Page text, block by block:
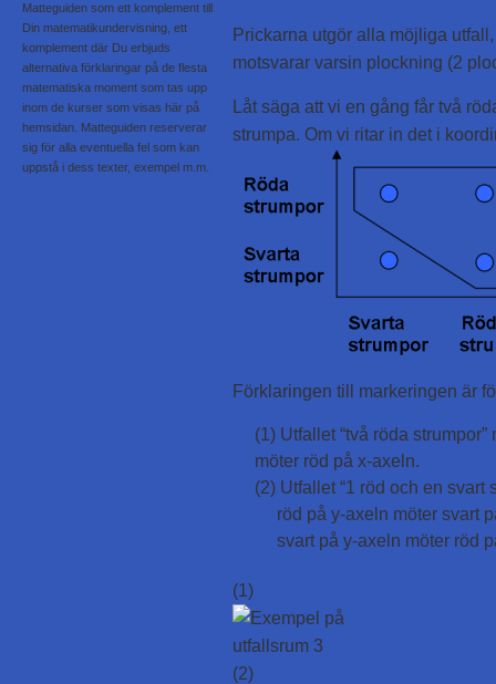
Prickarna utgör alla möjliga
motsvarar varsin plockning (2
Låt säga att vi en gång får två
strumpa. Om vi ritar in det i
Förklaringen till markeringen är
(1) Utfallet “två röda
möter röd på x-axeln.
(2) Utfallet “1 röd och en svart
röd på y-axeln möter svart
svart på y-axeln möter röd
(1)
(2)
Matteguiden som ett komplement till
Din matematikundervisning, ett
komplement där Du erbjuds
alternativa förklaringar på de flesta
matematiska moment som tas upp
inom de kurser som visas här på
hemsidan. Matteguiden reserverar
sig för alla eventuella fel som kan
uppstå i dess texter, exempel m.m.